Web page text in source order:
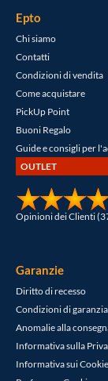
Epto
Chi siamo
Contatti
Condizioni di vendita
Come acquistare
PickUp Point
Buoni Regalo
Guide e consigli per
OUTLET
Opinioni dei Clienti
Garanzie
Diritto di recesso
Condizioni di garanzia
Anomalie alla
Informativa sulla
Informativa sui